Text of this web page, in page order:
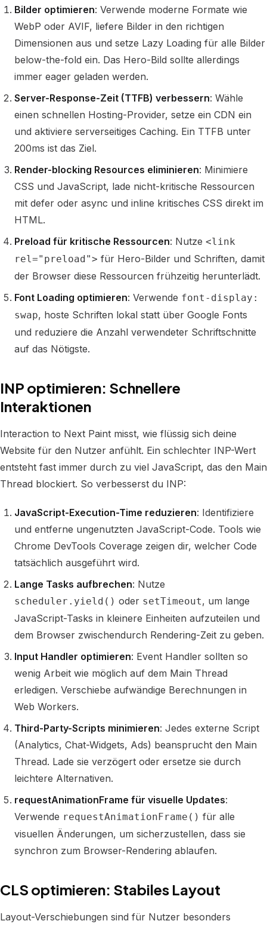
Bilder optimieren: Verwende moderne Formate wie
WebP oder AVIF, liefere Bilder in den richtigen
Dimensionen aus und setze Lazy Loading für alle Bilder
below-the-fold ein. Das Hero-Bild sollte allerdings
immer eager geladen werden.
Server-Response-Zeit (TTFB) verbessern: Wähle
einen schnellen Hosting-Provider, setze ein CDN ein
und aktiviere serverseitiges Caching. Ein TTFB unter
200ms ist das Ziel.
Render-blocking Resources eliminieren: Minimiere
CSS und JavaScript, lade nicht-kritische Ressourcen
mit defer oder async und inline kritisches CSS direkt im
HTML.
Preload für kritische Ressourcen: Nutze <link
rel="preload"> für Hero-Bilder und Schriften, damit
der Browser diese Ressourcen frühzeitig herunterlädt.
Font Loading optimieren: Verwende font-display:
swap, hoste Schriften lokal statt über Google Fonts
und reduziere die Anzahl verwendeter Schriftschnitte
auf das Nötigste.
INP optimieren: Schnellere
Interaktionen
Interaction to Next Paint misst, wie flüssig sich deine
Website für den Nutzer anfühlt. Ein schlechter INP-Wert
entsteht fast immer durch zu viel JavaScript, das den Main
Thread blockiert. So verbesserst du INP:
JavaScript-Execution-Time reduzieren: Identifiziere
und entferne ungenutzten JavaScript-Code. Tools wie
Chrome DevTools Coverage zeigen dir, welcher Code
tatsächlich ausgeführt wird.
Lange Tasks aufbrechen: Nutze
scheduler.yield() oder setTimeout, um lange
JavaScript-Tasks in kleinere Einheiten aufzuteilen und
dem Browser zwischendurch Rendering-Zeit zu geben.
Input Handler optimieren: Event Handler sollten so
wenig Arbeit wie möglich auf dem Main Thread
erledigen. Verschiebe aufwändige Berechnungen in
Web Workers.
Third-Party-Scripts minimieren: Jedes externe Script
(Analytics, Chat-Widgets, Ads) beansprucht den Main
Thread. Lade sie verzögert oder ersetze sie durch
leichtere Alternativen.
requestAnimationFrame für visuelle Updates:
Verwende requestAnimationFrame() für alle
visuellen Änderungen, um sicherzustellen, dass sie
synchron zum Browser-Rendering ablaufen.
CLS optimieren: Stabiles Layout
Layout-Verschiebungen sind für Nutzer besonders